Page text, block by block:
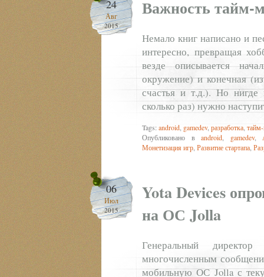
24
Авг
2015
Важность тайм-
Немало книг написано и
интересно, превращая
везде описывается
окружение) и конечная
счастья и т.д.). Но нигде
сколько раз) нужно
Tags:android gamedev, разработка
Опубликовано в android gamedev,
Монетизация игр Развитие стартапа
06
Июл
2015
Yota Devices
на ОС Jolla
Генеральный
многочисленным
мобильную ОС Jolla с